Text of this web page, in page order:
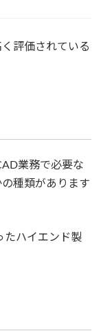
評価されている
業務で必要な
種類があります
たハイエンド製